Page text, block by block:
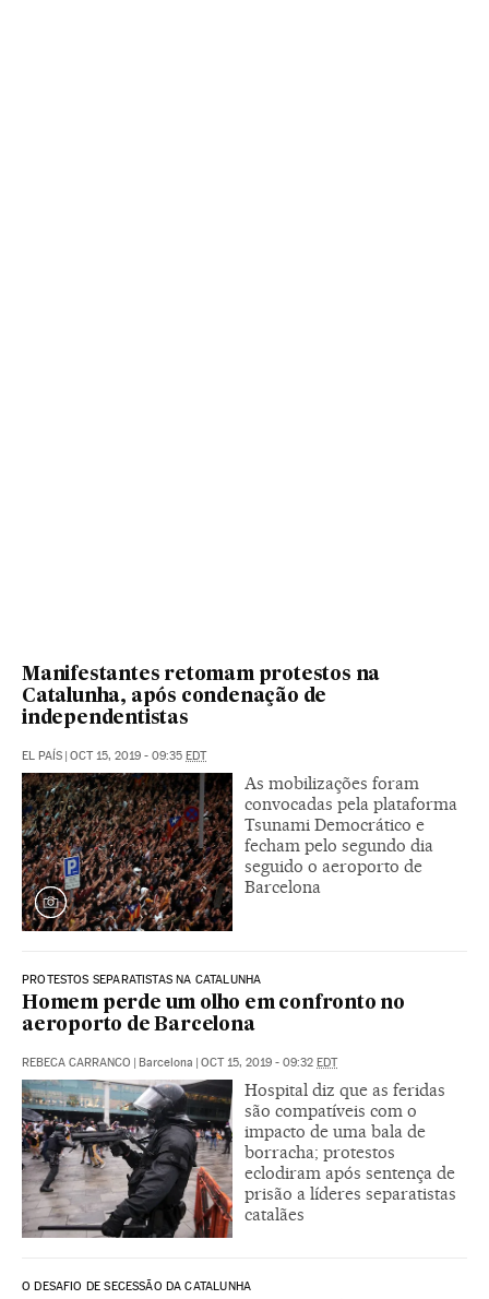
Manifestantes retomam protestos na
Catalunha, após condenação de
independentistas
EL PAÍS | OCT 15, 2019 - 09:35 EDT
As mobilizações foram
convocadas pela plataforma
Tsunami Democrático e
fecham pelo segundo dia
seguido o aeroporto de
Barcelona
PROTESTOS SEPARATISTAS NA CATALUNHA
Homem perde um olho em confronto no
aeroporto de Barcelona
REBECA CARRANCO | Barcelona | OCT 15, 2019 - 09:32 EDT
Hospital diz que as feridas
são compatíveis com o
impacto de uma bala de
borracha; protestos
eclodiram após sentença de
prisão a líderes separatistas
catalães
O DESAFIO DE SECESSÃO DA CATALUNHA